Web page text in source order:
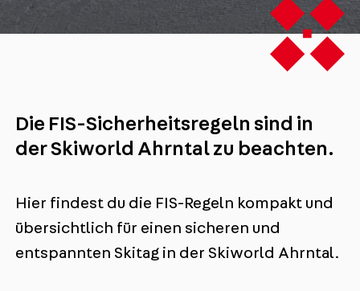
Die FIS-Sicherheitsregeln sind in
der Skiworld Ahrntal zu beachten.
Hier findest du die FIS-Regeln kompakt und
übersichtlich für einen sicheren und
entspannten Skitag in der Skiworld Ahrntal.